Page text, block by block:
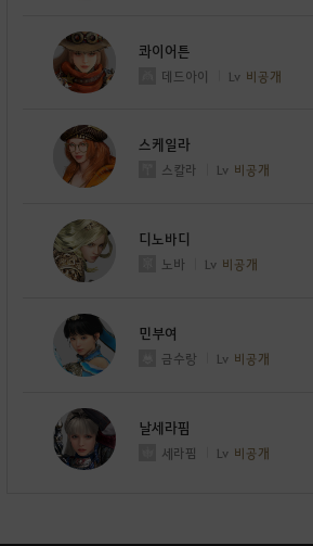
콰이어튼
데드아이 Lv 비공개
스케일라
스칼라 Lv 비공개
디노바디
노바 Lv 비공개
민부여
금수랑 Lv 비공개
날세라핌
세라핌 Lv 비공개